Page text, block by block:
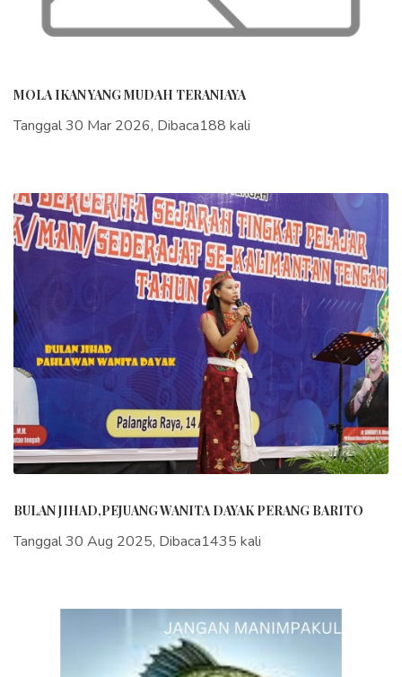
MOLA IKAN YANG MUDAH TERANIAYA
Tanggal 30 Mar 2026, Dibaca188 kali
BULAN JIHAD,PEJUANG WANITA DAYAK PERANG BARITO
Tanggal 30 Aug 2025, Dibaca1435 kali